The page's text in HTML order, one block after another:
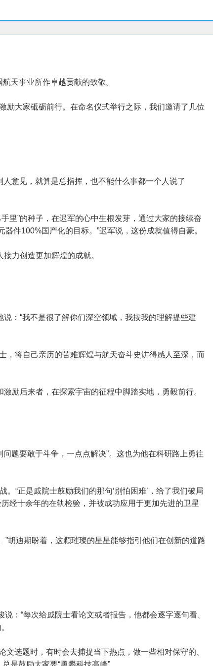
天事业所作卓越贡献的致敬。
励大家砥砺前行。在命名仪式举行之际，我们邀请了几位
意见，就算是总指挥，也不能什么事都一个人说了
里”的种子，在迟军的心中生根发芽，通过大家的接续奋
件100%国产化的目标。”迟军说，这份成就值得自豪。
力创造更加辉煌的成就。
：“我不是很了解你们深空领域，我按我的理解提些建
，将自己亲历的苦难辉煌与航天奋斗史讲得感人至深，而
励后来者，在探索宇宙的征程中脚踏实地，勇毅前行。
题要敢于斗争，一点点解决”。这也为他在科研路上勇往
“正是戚院士鼓励我们的那句‘别怕困难’，给了我们破局
经十余年的在轨检验，并被成功应用于更加先进的卫星
胡迪期盼着，这颗璀璨的星星能够指引他们在创新的道路
：“每次给戚院士看论文或者报告，他都会逐字逐句看、
选题时，有时会去捕捉当下热点，做一些相对保守的、
是鼓励大家要“勇攀科技高峰”。